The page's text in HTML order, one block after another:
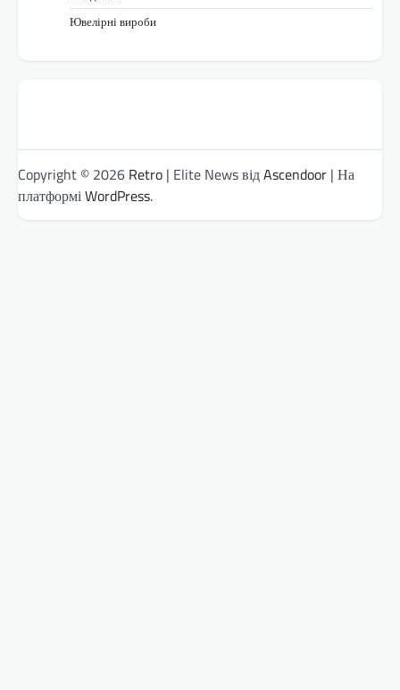
Ювелірні вироби
Copyright © 2026 Retro | Elite News відAscendoor | На
платформіWordPress.